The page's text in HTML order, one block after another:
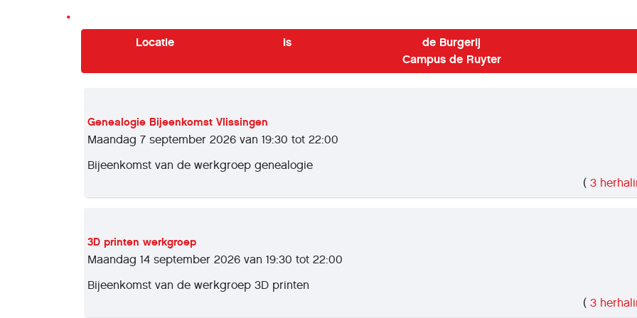
Locatie Is
de Burgerij
Campus de Ruyter
Genealogie Bijeenkomst Vlissingen
Maandag 7 september 2026 van 19:30 tot 22:00
Bijeenkomst van de werkgroep genealogie
( 3
3D printen werkgroep
Maandag 14 september 2026 van 19:30 tot 22:00
Bijeenkomst van de werkgroep 3D printen
( 3